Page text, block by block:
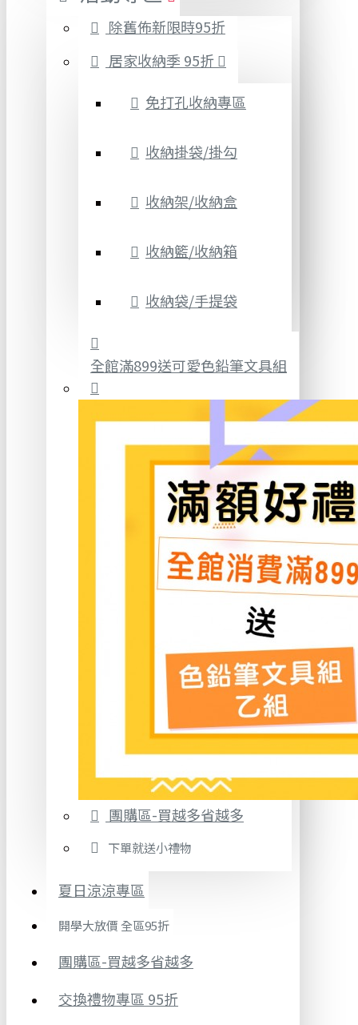
除舊佈新限時95折
居家收納季 95折
免打孔收納專區
收納掛袋/掛勾
收納架/收納盒
收納籃/收納箱
收納袋/手提袋
全館滿899送可愛色鉛筆文具組
團購區-買越多省越多
下單就送小禮物
夏日涼涼專區
開學大放價 全區95折
團購區-買越多省越多
交換禮物專區 95折